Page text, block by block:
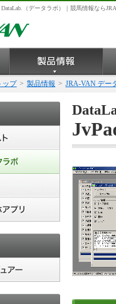
（データラボ）｜競馬情報なら
ップ > 製品情報 > JRA-VAN デー